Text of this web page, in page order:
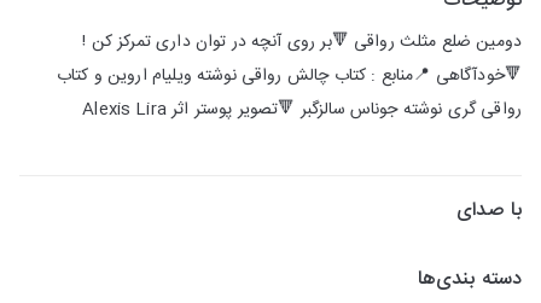
دومین ضلع مثلث رواقی 🔻بر روی آنچه در توان داری تمرکز کن !
🔻خودآگاهی 📍منابع : کتاب چالش رواقی نوشته ویلیام اروین و کتاب
رواقی گری نوشته جوناس سالزگبر 🔻تصویر پوستر اثر Alexis Lira
با صدای
دسته بندی‌ها